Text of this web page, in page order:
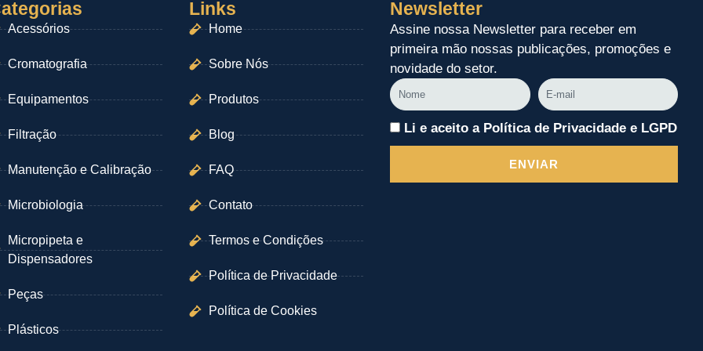
Acessórios
Cromatografia
Equipamentos
Filtração
Manutenção e Calibração
Microbiologia
Micropipeta e
Dispensadores
Peças
Plásticos
Links
Home
Sobre Nós
Produtos
Blog
FAQ
Contato
Termos e Condições
Política de Privacidade
Política de Cookies
Newsletter
Assine nossa Newsletter para receber em
primeira mão nossas publicações, promoções e
novidade do setor.
Nome
E-
mail
Li e aceito a Política de Privacidade e LGPD
ENVIAR